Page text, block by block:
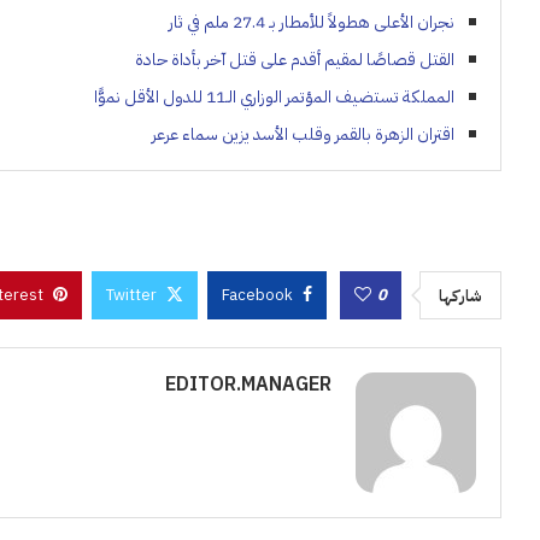
نجران الأعلى هطولاً للأمطار بـ 27.4 ملم في ثار
القتل قصاصًا لمقيم أقدم على قتل آخر بأداة حادة
المملكة تستضيف المؤتمر الوزاري الـ11 للدول الأقل نموًّا
اقتران الزهرة بالقمر وقلب الأسد يزين سماء عرعر
شاركها 0
Facebook
Twitter
EDITOR.MANAGER